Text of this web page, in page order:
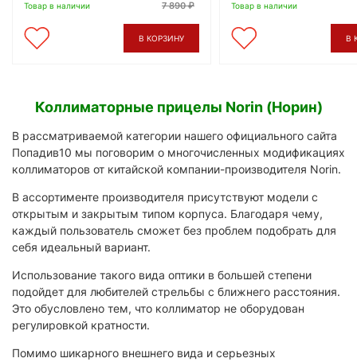
Товар в наличии 7 890
В КОРЗИНУ
Товар в наличии
В
Коллиматорные прицелы Norin (Норин)
В рассматриваемой категории нашего официального сайта
Попадив10 мы поговорим о многочисленных модификациях
коллиматоров от китайской компании-производителя Norin.
В ассортименте производителя присутствуют модели с
открытым и закрытым типом корпуса. Благодаря чему,
каждый пользователь сможет без проблем подобрать для
себя идеальный вариант.
Использование такого вида оптики в большей степени
подойдет для любителей стрельбы с ближнего расстояния.
Это обусловлено тем, что коллиматор не оборудован
регулировкой кратности.
Помимо шикарного внешнего вида и серьезных